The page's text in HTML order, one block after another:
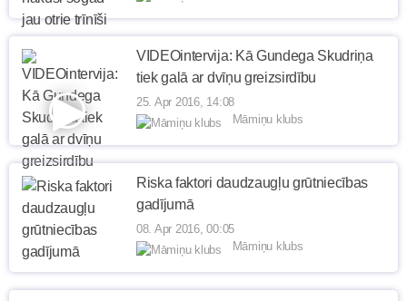
VIDEOintervija: Kā Gundega Skudriņa
tiek galā ar dvīņu greizsirdību
25. Apr 2016, 14:08
Māmiņu klubs
Riska faktori daudzaugļu grūtniecības
gadījumā
08. Apr 2016, 00:05
Māmiņu klubs